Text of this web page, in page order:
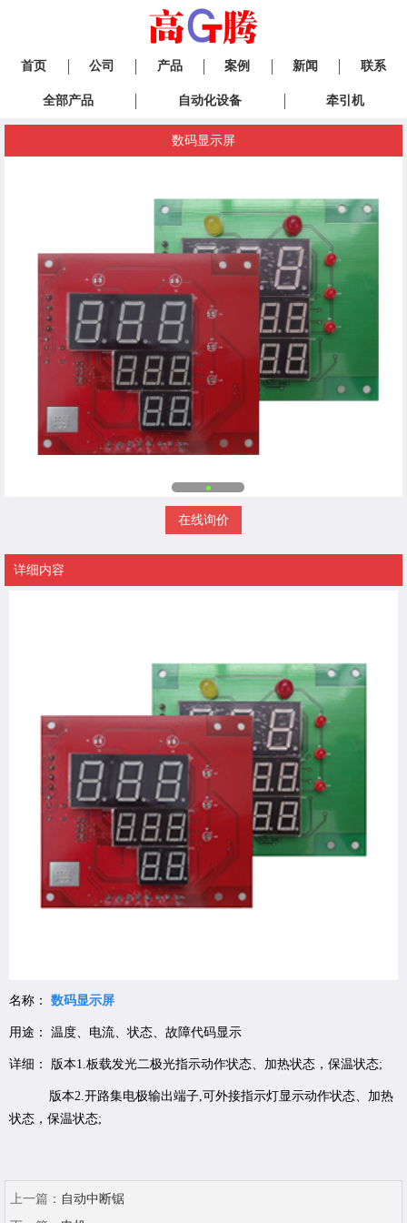
首页 公司 产品 案例 新闻 联系
全部产品 自动化设备 牵引机
数码显示屏
在线询价
详细内容
名称： 数码显示屏
用途： 温度、电流、状态、故障代码显示
详细： 版本1.板载发光二极光指示动作状态、加热状态，保温状态;
版本2.开路集电极输出端子,可外接指示灯显示动作状态、加热
状态，保温状态;
上一篇： 自动中断锯